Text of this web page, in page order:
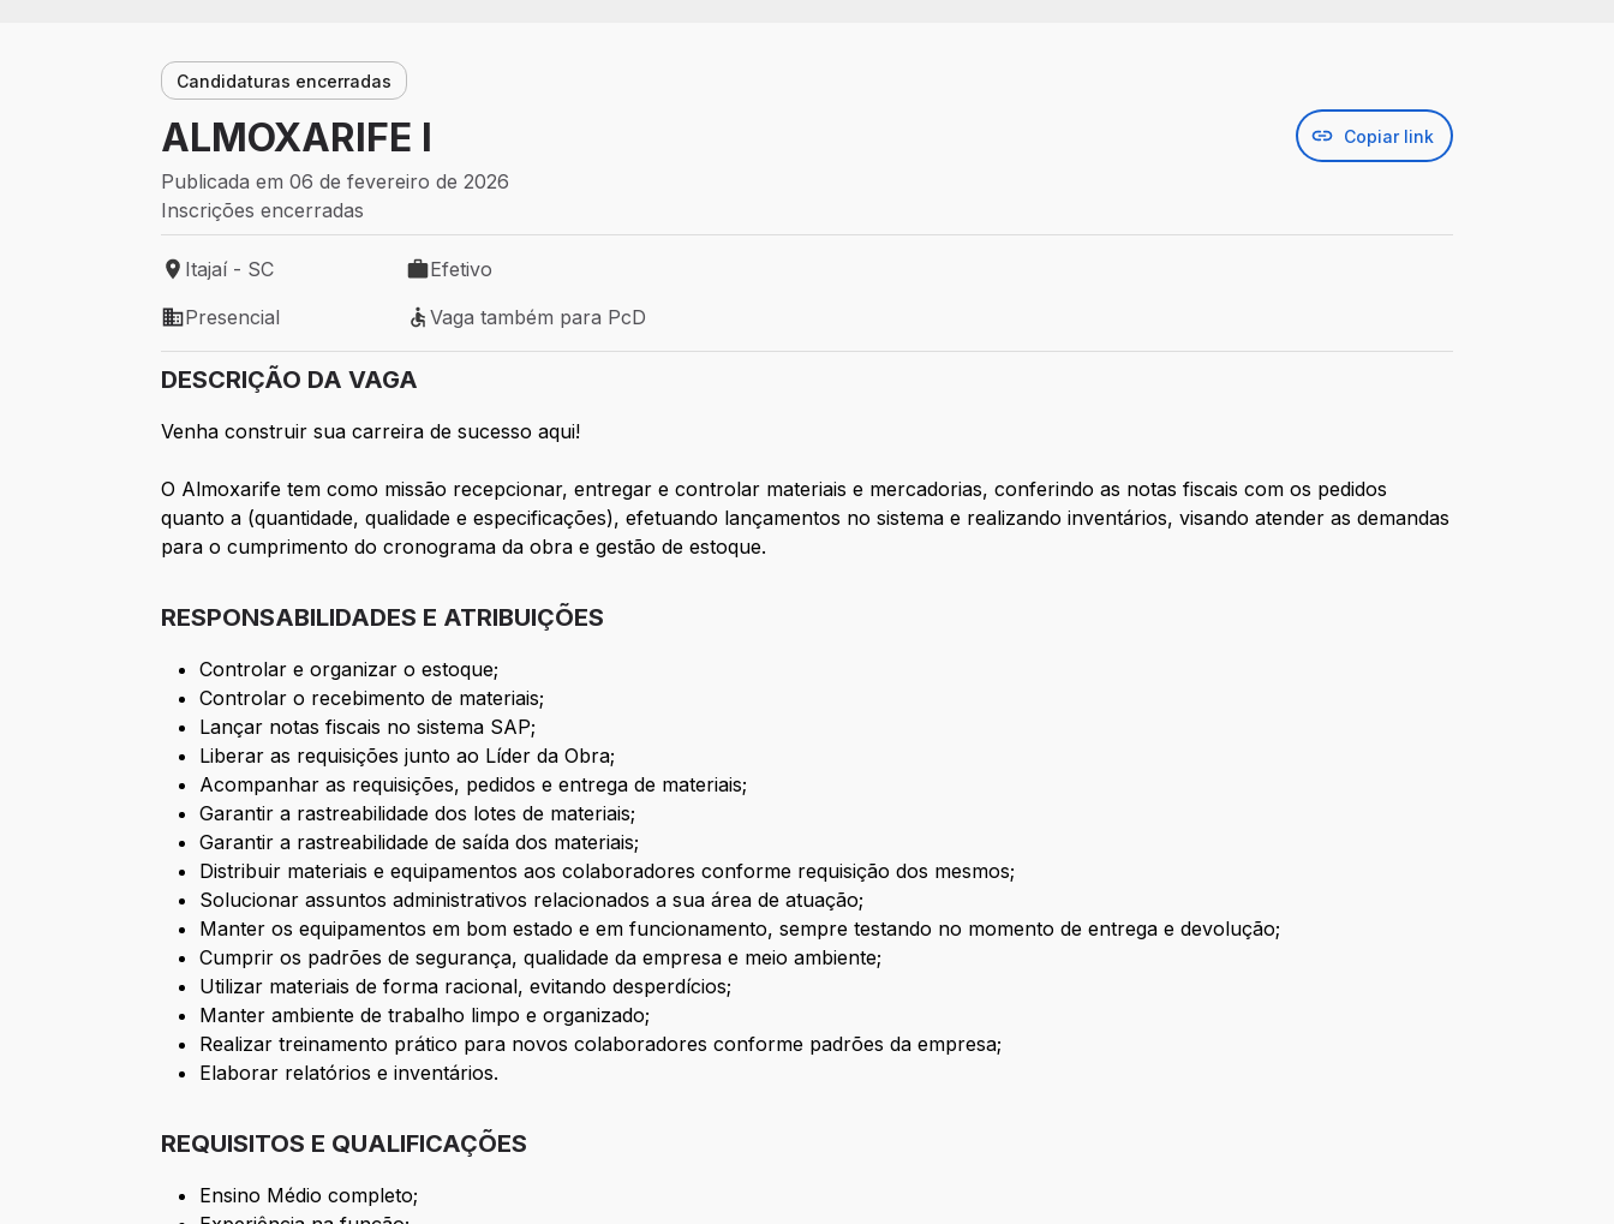
Candidaturas encerradas
ALMOXARIFE I Copiar link
Publicada em 06 de fevereiro de 2026
Inscrições encerradas
Local de trabalho: Itajaí - SC
Itajaí - SC
Tipo de vaga: Efetivo
Efetivo
Modelo de trabalho: Presencial
Presencial
Vaga também para PcD
Vaga também para PcD
DESCRIÇÃO DA VAGA
Venha construir sua carreira de sucesso aqui!
O Almoxarife tem como missão recepcionar, entregar e controlar materiais e mercadorias, conferindo as notas fiscais com os pedidos
quanto a (quantidade, qualidade e especificações), efetuando lançamentos no sistema e realizando inventários, visando atender as demandas
para o cumprimento do cronograma da obra e gestão de estoque.
RESPONSABILIDADES E ATRIBUIÇÕES
Controlar e organizar o estoque;
Controlar o recebimento de materiais;
Lançar notas fiscais no sistema SAP;
Liberar as requisições junto ao Líder da Obra;
Acompanhar as requisições, pedidos e entrega de materiais;
Garantir a rastreabilidade dos lotes de materiais;
Garantir a rastreabilidade de saída dos materiais;
Distribuir materiais e equipamentos aos colaboradores conforme requisição dos mesmos;
Solucionar assuntos administrativos relacionados a sua área de atuação;
Manter os equipamentos em bom estado e em funcionamento, sempre testando no momento de entrega e devolução;
Cumprir os padrões de segurança, qualidade da empresa e meio ambiente;
Utilizar materiais de forma racional, evitando desperdícios;
Manter ambiente de trabalho limpo e organizado;
Realizar treinamento prático para novos colaboradores conforme padrões da empresa;
Elaborar relatórios e inventários.
REQUISITOS E QUALIFICAÇÕES
Ensino Médio completo;